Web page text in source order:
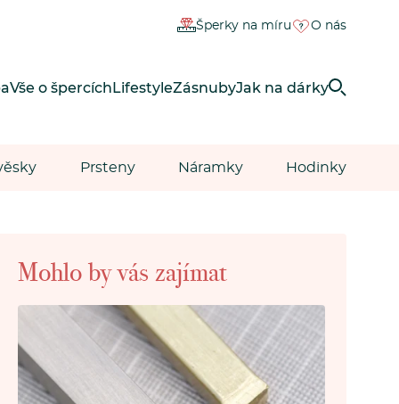
Šperky na míru O nás
Vše o špercích LifestyleZásnubyJak na dárky
Prsteny Náramky Hodinky
Mohlo by vás zajímat